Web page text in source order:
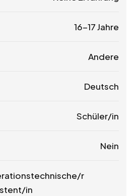
16-17 Jahre
Andere
Deutsch
Schüler/in
Nein
r
in